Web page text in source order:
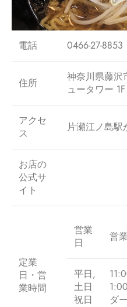
電話 0466-27-8853
住所
神奈川県藤沢
ュータワー 1F
アクセ
ス
片瀬江ノ島駅
お店の
公式サ
イト
定業
日・営
業時間
営業
日
営
平日,
土日
祝日
ダ